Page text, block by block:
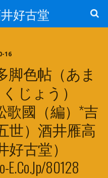
好古堂
16
脚色帖（あま
じょう）
歌國（編）*吉
世）酒井雁高
好古堂）
E.co.jp/80128